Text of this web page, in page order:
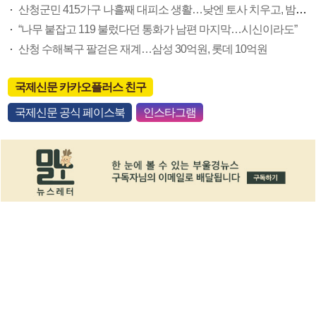
산청군민 415가구 나흘째 대피소 생활…낮엔 토사 치우고, 밤엔 쪽잠
“나무 붙잡고 119 불렀다던 통화가 남편 마지막…시신이라도”
산청 수해복구 팔걷은 재계…삼성 30억원, 롯데 10억원
국제신문 카카오플러스 친구
국제신문 공식 페이스북 인스타그램